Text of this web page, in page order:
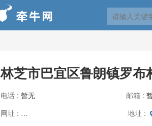
林芝市巴宜区鲁朗镇罗
电话 : 暂无 邮箱 :
网址 :
暂无 地址 :